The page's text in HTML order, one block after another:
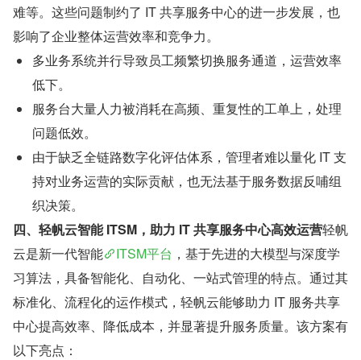
难等。这些问题制约了 IT 共享服务中心的进一步发展，也
影响了企业整体运营效率和竞争力。
多业务系统并行导致员工频繁切换服务通道，运营效率
低下。
服务台大量人力被消耗在高频、重复性的工单上，处理
问题低效。
由于缺乏全链路数字化评估体系，管理者难以量化 IT 支
持对业务运营的实际贡献，也无法基于服务数据反哺组
织决策。
四、轻帆云智能 ITSM，助力 IT 共享服务中心高效运营轻帆
云是新一代智能
ITSM平台 ，基于先进的大模型与深度学
习算法，具备智能化、自动化、一站式管理的特点。通过其
标准化、流程化的运作模式，轻帆云能够助力 IT 服务共享
中心提高效率、降低成本，并显著提升服务质量。该方案有
以下亮点：